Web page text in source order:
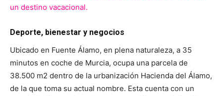
un destino vacacional.
Deporte, bienestar y negocios
Ubicado en Fuente Álamo, en plena naturaleza, a 35
minutos en coche de Murcia, ocupa una parcela de
38.500 m2 dentro de la urbanización Hacienda del Álamo,
de la que toma su actual nombre. Esta cuenta con un